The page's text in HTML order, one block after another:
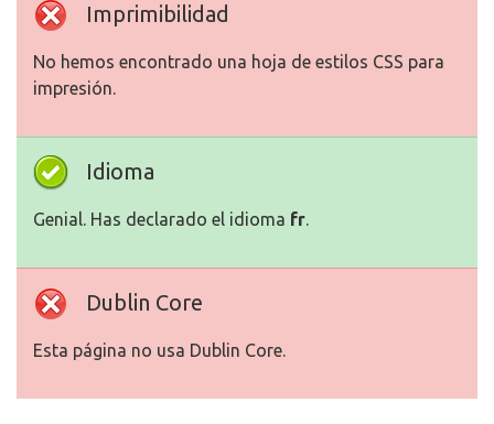
Imprimibilidad
No hemos encontrado una hoja de estilos CSS para
impresión.
Idioma
Genial. Has declarado el idioma fr.
Dublin Core
Esta página no usa Dublin Core.